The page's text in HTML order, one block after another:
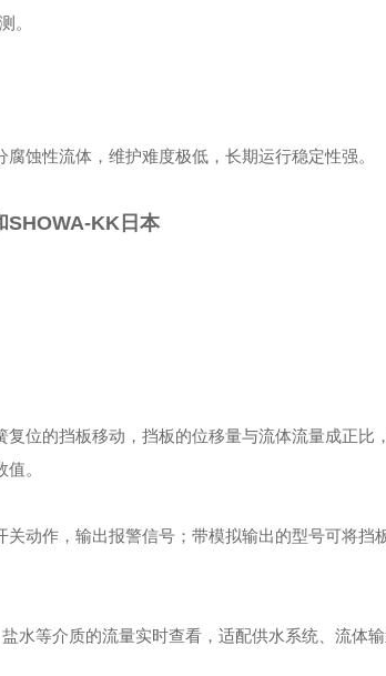
。
蚀性流体，维护难度极低，长期运行稳定性强。
SHOWA-KK日本
位的挡板移动，挡板的位移量与流体流量成正比
。
动作，输出报警信号；带模拟输出的型号可将挡
水等介质的流量实时查看，适配供水系统、流体